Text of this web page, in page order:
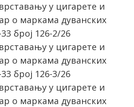
у цигарете и
о маркама дуванских
број 126-2/26
у цигарете и
о маркама дуванских
број 126-3/26
у цигарете и
о маркама дуванских